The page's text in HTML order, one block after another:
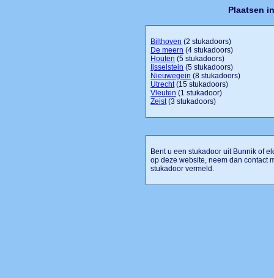
Plaatsen
Bilthoven (2 stukadoors)
De meern (4 stukadoors)
Houten (5 stukadoors)
Ijsselstein (5 stukadoors)
Nieuwegein (8 stukadoors)
Utrecht(15 stukadoors)
Vleuten (1 stukadoor)
Zeist(3 stukadoors)
Bent u een stukadoor uit Bunnik of
op deze website, neem dan contact
stukadoor vermeld.